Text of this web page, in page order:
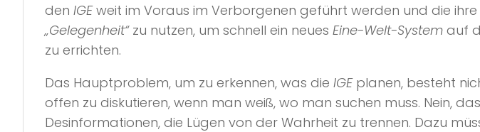
den IGEweit im Voraus im Verborgenen geführt werden und die
„Gelegenheit“zu nutzen, um schnell ein neues Eine-Welt-System auf
zu errichten.
Das Hauptproblem, um zu erkennen, was die IGEplanen, besteht
offen zu diskutieren, wenn man weiß, wo man suchen muss. Nein,
Desinformationen, die Lügen von der Wahrheit zu trennen. Dazu